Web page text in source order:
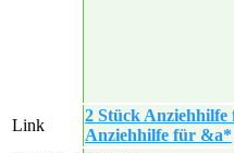
Link
2 Stück Anziehhilfe
Anziehhilfe für &a*